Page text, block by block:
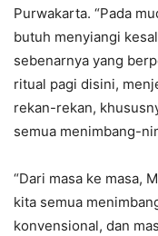
Purwakarta. “Pada
butuh menyiangi
sebenarnya yang
ritual pagi disini,
rekan-rekan,
semua menimbang-
“Dari masa ke masa,
kita semua
konvensional, dan